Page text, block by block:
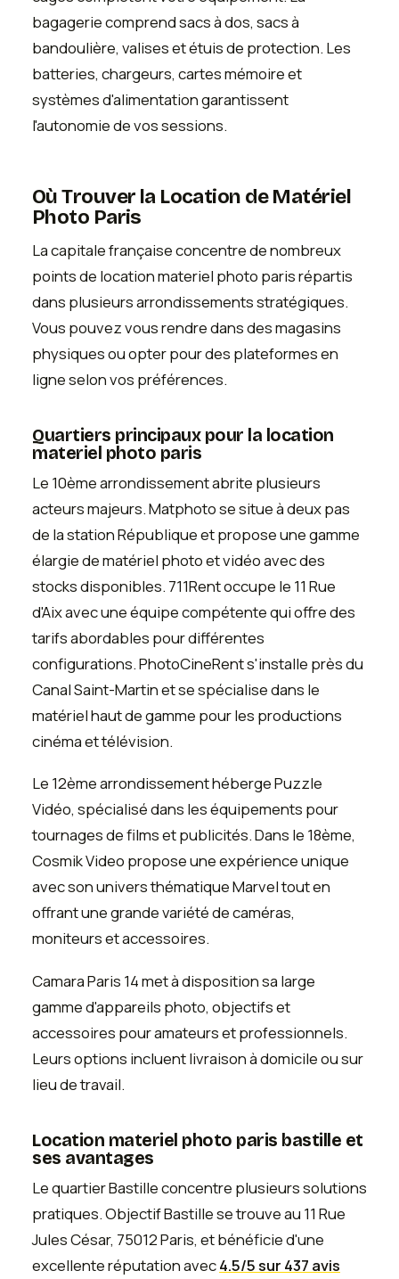
bagagerie comprend sacs à dos, sacs à
bandoulière, valises et étuis de protection. Les
batteries, chargeurs, cartes mémoire et
systèmes d'alimentation garantissent
l'autonomie de vos sessions.
Où Trouver la Location de Matériel
Photo Paris
La capitale française concentre de nombreux
points de location materiel photo paris répartis
dans plusieurs arrondissements stratégiques.
Vous pouvez vous rendre dans des magasins
physiques ou opter pour des plateformes en
ligne selon vos préférences.
Quartiers principaux pour la location
materiel photo paris
Le 10ème arrondissement abrite plusieurs
acteurs majeurs. Matphoto se situe à deux pas
de la station République et propose une gamme
élargie de matériel photo et vidéo avec des
stocks disponibles. 711Rent occupe le 11 Rue
d'Aix avec une équipe compétente qui offre des
tarifs abordables pour différentes
configurations. PhotoCineRent s'installe près du
Canal Saint-Martin et se spécialise dans le
matériel haut de gamme pour les productions
cinéma et télévision.
Le 12ème arrondissement héberge Puzzle
Vidéo, spécialisé dans les équipements pour
tournages de films et publicités. Dans le 18ème,
Cosmik Video propose une expérience unique
avec son univers thématique Marvel tout en
offrant une grande variété de caméras,
moniteurs et accessoires.
Camara Paris 14 met à disposition sa large
gamme d'appareils photo, objectifs et
accessoires pour amateurs et professionnels.
Leurs options incluent livraison à domicile ou sur
lieu de travail.
Location materiel photo paris bastille et
ses avantages
Le quartier Bastille concentre plusieurs solutions
pratiques. Objectif Bastille se trouve au 11 Rue
Jules César, 75012 Paris, et bénéficie d'une
excellente réputation avec4.5/5 sur 437 avis